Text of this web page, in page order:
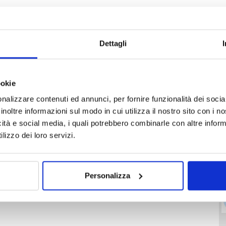
Dettagli
contenuti ed annunci, per fornire funzionalità dei
informazioni sul modo in cui utilizza il nostro sito con i
e social media, i quali potrebbero combinarle con altre
dei loro servizi.
Personalizza